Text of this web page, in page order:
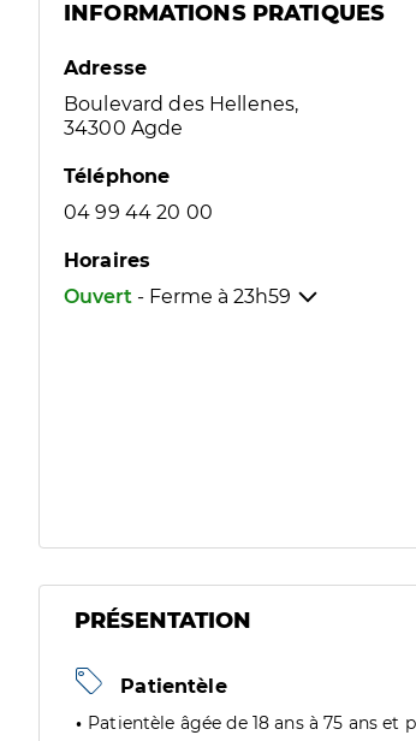
INFORMATIONS PRATIQUES
Adresse
Boulevard des Hellenes,
34300 Agde
Téléphone
04 99 44 20 00
Horaires
Ouvert - Ferme à 23h59
PRÉSENTATION
Patientèle
Patientèle âgée de 18 ans à 75 ans et